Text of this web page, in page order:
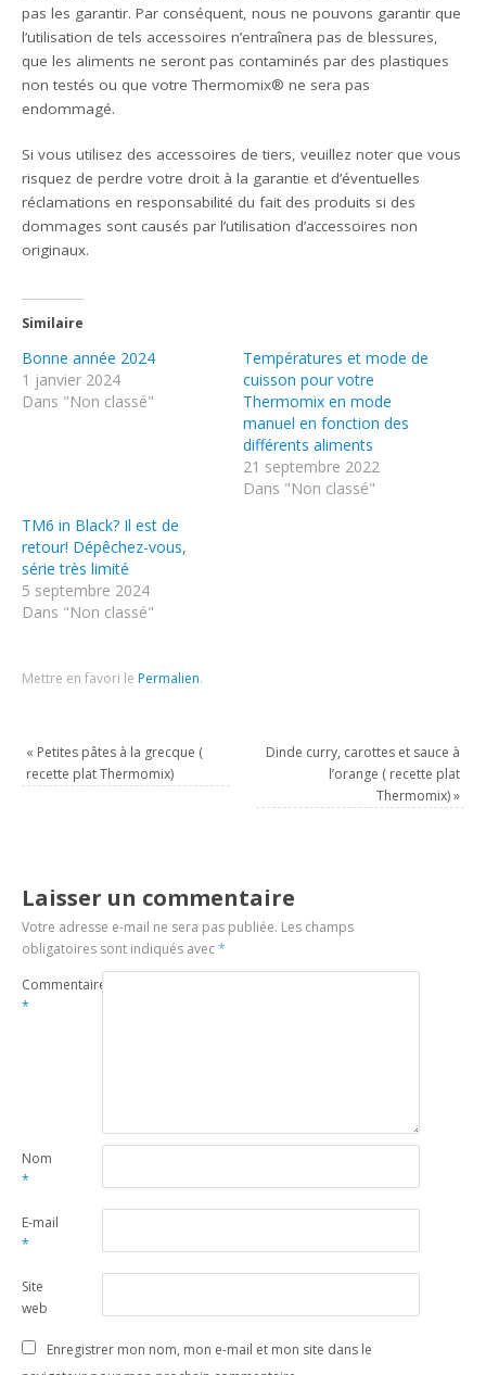
pas les garantir. Par conséquent, nous ne pouvons garantir que
l’utilisation de tels accessoires n’entraînera pas de blessures,
que les aliments ne seront pas contaminés par des plastiques
non testés ou que votre Thermomix® ne sera pas
endommagé.
Si vous utilisez des accessoires de tiers, veuillez noter que vous
risquez de perdre votre droit à la garantie et d’éventuelles
réclamations en responsabilité du fait des produits si des
dommages sont causés par l’utilisation d’accessoires non
originaux.
Similaire
Bonne année 2024
1 janvier 2024
Dans "Non classé"
Températures et mode de
cuisson pour votre
Thermomix en mode
manuel en fonction des
différents aliments
21 septembre 2022
Dans "Non classé"
TM6 in Black? Il est de
retour! Dépêchez-vous,
série très limité
5 septembre 2024
Dans "Non classé"
Mettre en favori le Permalien.
« Petites pâtes à la grecque (
recette plat Thermomix)
Dinde curry, carottes et sauce à
l’orange ( recette plat
Thermomix)»
Laisser un commentaire
Votre adresse e-mail ne sera pas publiée. Les champs
obligatoires sont indiqués avec*
Commentaire
*
Nom
*
E-mail
*
Site
web
Enregistrer mon nom, mon e-mail et mon site dans le